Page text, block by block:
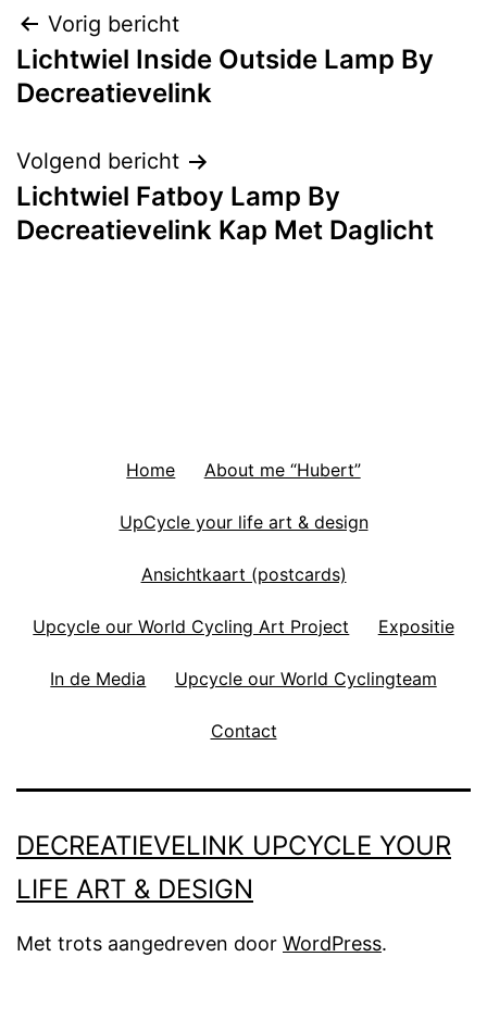
Bericht
navigatie
Vorig bericht
Lichtwiel Inside Outside Lamp By
Decreatievelink
Volgend bericht
Lichtwiel Fatboy Lamp By
Decreatievelink Kap Met Daglicht
Home About me “Hubert”
UpCycle your life art & design
Ansichtkaart (postcards)
Upcycle our World Cycling Art Project Expositie
In de Media Upcycle our World Cyclingteam
Contact
DECREATIEVELINK UPCYCLE YOUR
LIFE ART & DESIGN
Met trots aangedreven door WordPress.